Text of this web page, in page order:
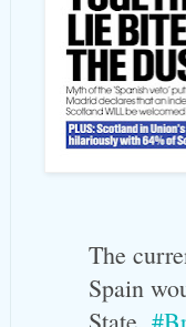
The
Spain